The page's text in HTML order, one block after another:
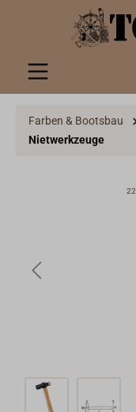
springen
Farben & Bootsbau
Nietwerkzeuge